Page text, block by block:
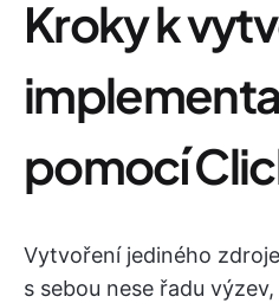
Kroky k
pomocí
Vytvoření jediného
s sebou nese řadu